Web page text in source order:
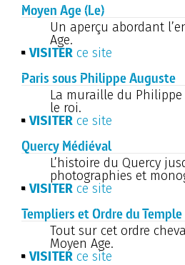
Moyen Age (Le)
Un aperçu abordant
Age.
VISITER ce site
Paris sous Philippe Auguste
La muraille du
le roi.
VISITER ce site
Quercy Médiéval
L’histoire du Quercy
photographies et
VISITER ce site
Templiers et Ordre du Temple
Tout sur cet ordre
Moyen Age.
VISITER ce site